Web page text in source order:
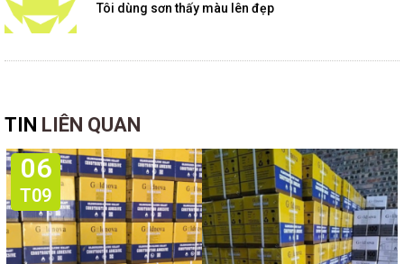
Tôi dùng sơn thấy màu lên đẹp
TIN LIÊN QUAN
06
T09